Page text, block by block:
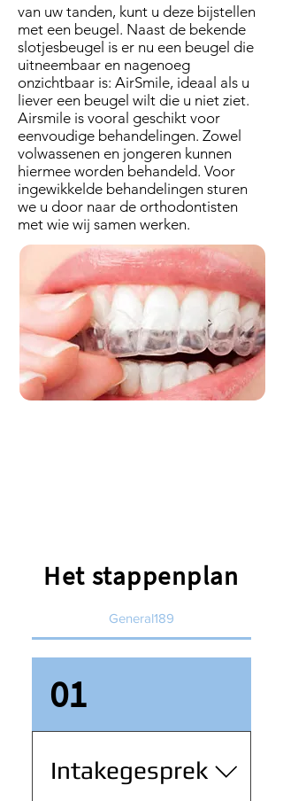
van uw tanden, kunt u deze bijstellen
met een beugel. Naast de bekende
slotjesbeugel is er nu een beugel die
uitneembaar en nagenoeg
onzichtbaar is: AirSmile, ideaal als u
liever een beugel wilt die u niet ziet.
Airsmile is vooral geschikt voor
eenvoudige behandelingen. Zowel
volwassenen en jongeren kunnen
hiermee worden behandeld. Voor
ingewikkelde behandelingen sturen
we u door naar de orthodontisten
met wie wij samen werken.
Het stappenplan
General189
01
Intakegesprek